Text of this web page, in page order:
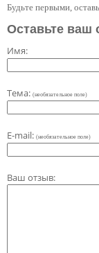
Будьте первыми,
Оставьте ваш
Имя:
Тема: (необязательное поле)
E-mail: (необязательное поле)
Ваш отзыв: